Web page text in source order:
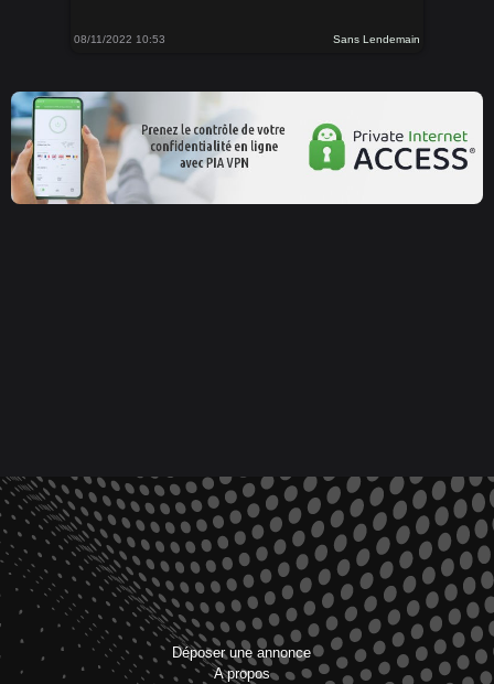
08/11/2022 10:53 Sans Lendemain
Déposer une annonce
A propos